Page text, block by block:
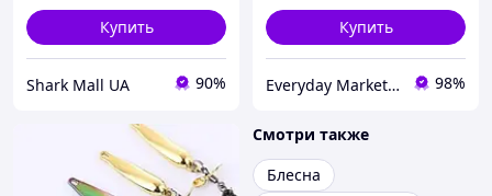
Купить
Shark Mall UA 90%
Купить
Everyday Market 0965612251 98%
Смотри также
Блесна